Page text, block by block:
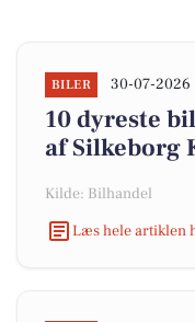
BILER 30-07-2026
10 dyreste
af Silkeborg
Kilde: Bilhandel
Læs hele artiklen